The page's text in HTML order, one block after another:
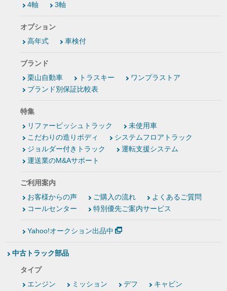
4軸
3軸
オプション
高年式
車検付
ブランド
栗山自動車
トラスキー
ワンプラストア
ブランド別保証比較表
特集
リファービッシュトラック
未使用車
こだわりの造りボディ
システムフロアトラック
ジョルダー付きトラック
運転支援システム
運送業のM&Aサポート
ご利用案内
お客様からの声
ご購入の流れ
よくあるご質問
コールセンター
特別優先ご案内サービス
Yahoo!オークション出品中
中古トラック部品
タイプ
エンジン
ミッション デフ
キャビン